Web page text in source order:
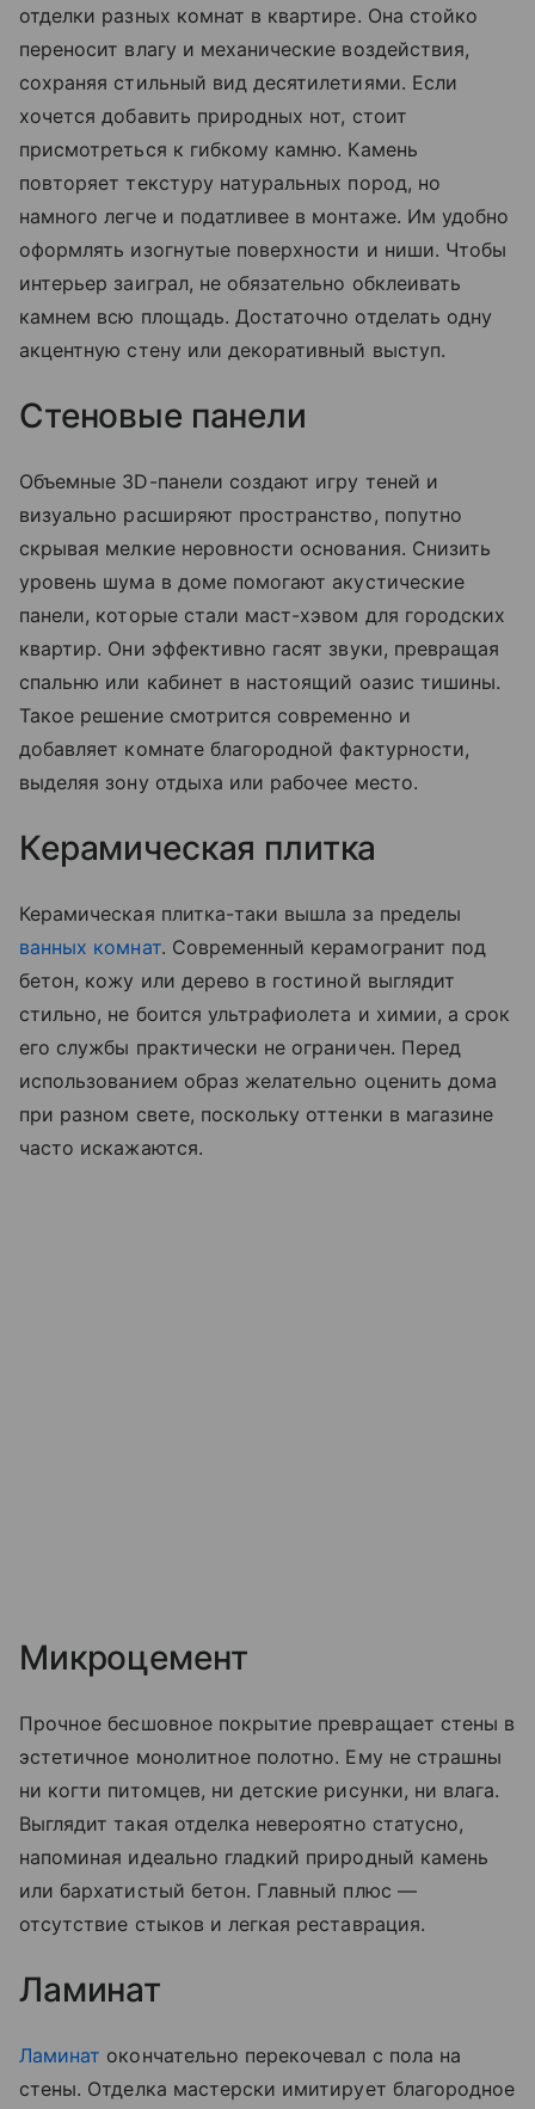
отделки разных комнат в квартире. Она стойко
переносит влагу и механические воздействия,
сохраняя стильный вид десятилетиями. Если
хочется добавить природных нот, стоит
присмотреться к гибкому камню. Камень
повторяет текстуру натуральных пород, но
намного легче и податливее в монтаже. Им удобно
оформлять изогнутые поверхности и ниши. Чтобы
интерьер заиграл, не обязательно обклеивать
камнем всю площадь. Достаточно отделать одну
акцентную стену или декоративный выступ.
Стеновые панели
Объемные 3D-панели создают игру теней и
визуально расширяют пространство, попутно
скрывая мелкие неровности основания. Снизить
уровень шума в доме помогают акустические
панели, которые стали маст-хэвом для городских
квартир. Они эффективно гасят звуки, превращая
спальню или кабинет в настоящий оазис тишины.
Такое решение смотрится современно и
добавляет комнате благородной фактурности,
выделяя зону отдыха или рабочее место.
Керамическая плитка
Керамическая плитка-таки вышла за пределы
ванных комнат. Современный керамогранит под
бетон, кожу или дерево в гостиной выглядит
стильно, не боится ультрафиолета и химии, а срок
его службы практически не ограничен. Перед
использованием образ желательно оценить дома
при разном свете, поскольку оттенки в магазине
часто искажаются.
Микроцемент
Прочное бесшовное покрытие превращает стены в
эстетичное монолитное полотно. Ему не страшны
ни когти питомцев, ни детские рисунки, ни влага.
Выглядит такая отделка невероятно статусно,
напоминая идеально гладкий природный камень
или бархатистый бетон. Главный плюс —
отсутствие стыков и легкая реставрация.
Ламинат
Ламинат окончательно перекочевал с пола на
стены. Отделка мастерски имитирует благородное